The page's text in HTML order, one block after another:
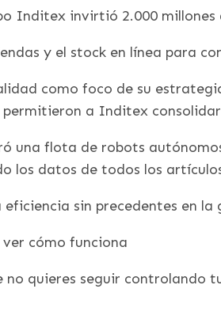
Inditex invirtió 2.000
y el stock en línea para
como foco de su
a Inditex
una flota de robots
los datos de todos los
sin precedentes en
cómo funciona
no quieres seguir